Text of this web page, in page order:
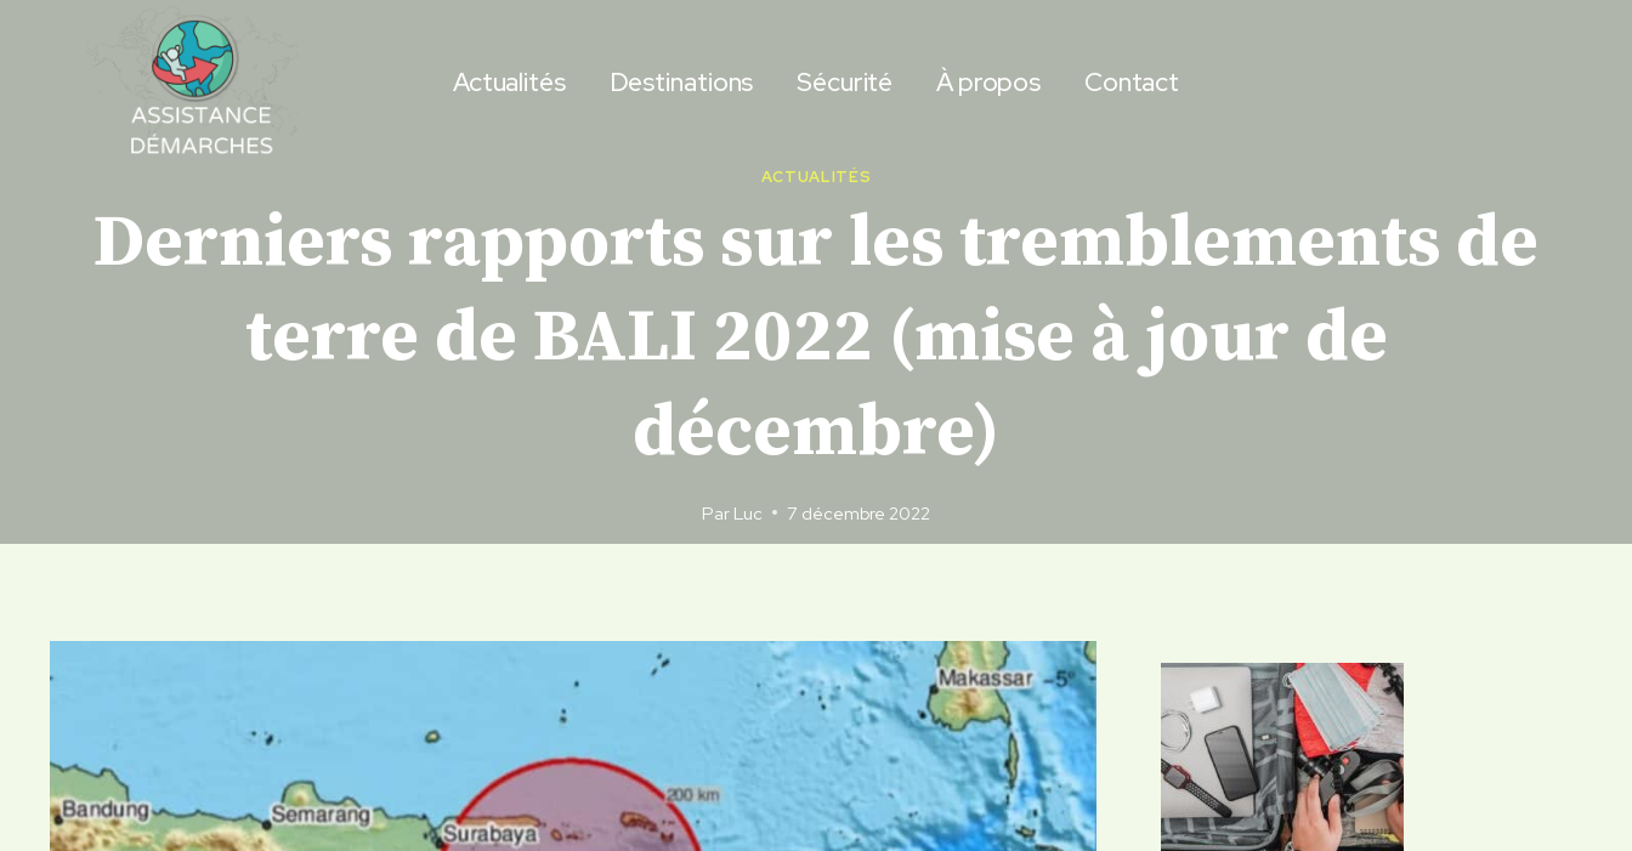
Actualités Destinations Sécurité À propos Contact
ACTUALITÉS
Derniers rapports sur les tremblements de
terre de BALI 2022 (mise à jour de
décembre)
Par Luc 7 décembre 2022